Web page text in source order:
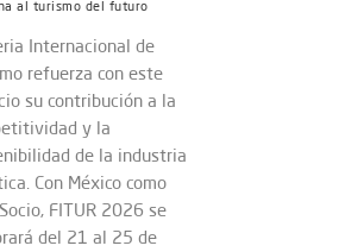
al turismo del futuro
Internacional de
refuerza con este
su contribución a la
y la
de la industria
Con México como
FITUR 2026 se
del 21 al 25 de